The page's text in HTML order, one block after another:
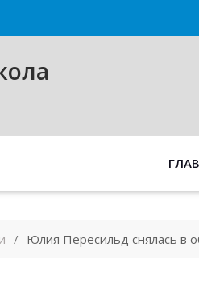
Юлия Пересильд снялась в